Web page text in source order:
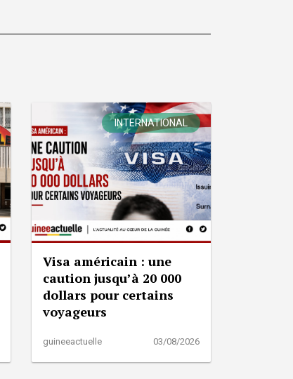
INTERNATIONAL
Visa américain : une
caution jusqu’à 20 000
dollars pour certains
voyageurs
guineeactuelle 03/08/2026